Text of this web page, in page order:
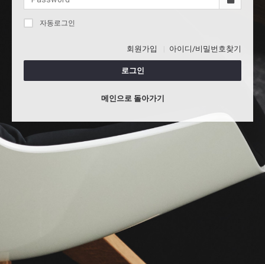
자동로그인
회원가입 아이디/비밀번호찾기
로그인
메인으로 돌아가기